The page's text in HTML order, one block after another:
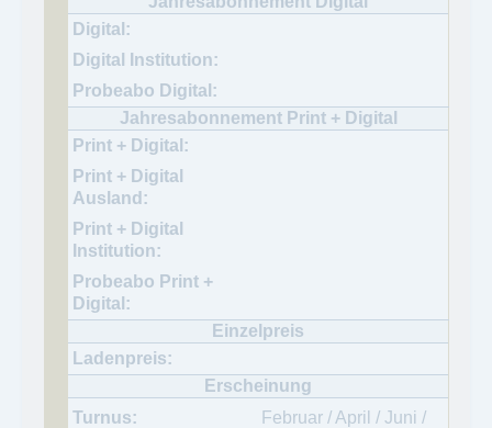
Februar / April / Juni /